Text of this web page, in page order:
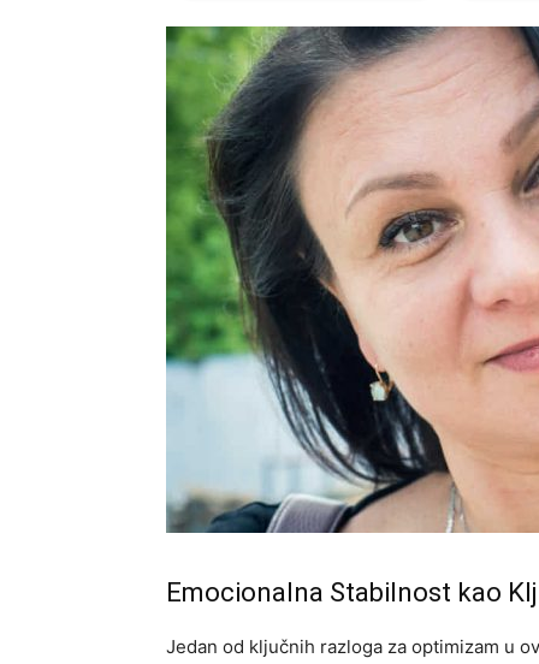
Emocionalna Stabilnost kao
Jedan od ključnih razloga za optimizam u